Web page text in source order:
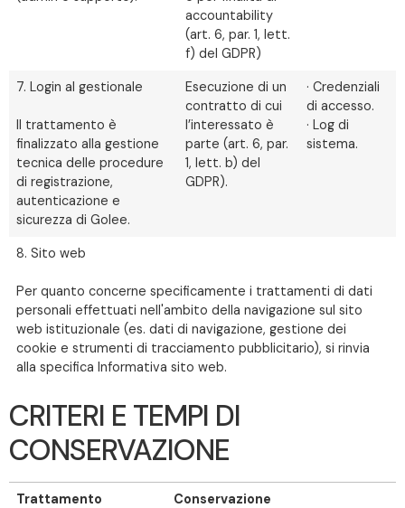
accountability
(art. 6, par. 1, lett.
f) del GDPR)
7. Login al gestionale
Il trattamento è
finalizzato alla gestione
tecnica delle procedure
di registrazione,
autenticazione e
sicurezza di Golee.
Esecuzione di un
contratto di cui
l’interessato è
parte (art. 6, par.
1, lett. b) del
GDPR).
· Credenziali
di accesso.
· Log di
sistema.
8. Sito web
Per quanto concerne specificamente i trattamenti di dati
personali effettuati nell'ambito della navigazione sul sito
web istituzionale (es. dati di navigazione, gestione dei
cookie e strumenti di tracciamento pubblicitario), si rinvia
alla specifica Informativa sito web.
CRITERI E TEMPI DI
CONSERVAZIONE
Trattamento Conservazione